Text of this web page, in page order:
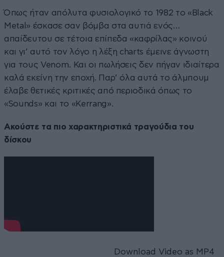
Όπως ήταν απόλυτα φυσιολογικό το 1982 το «Black
Metal» έσκασε σαν βόμβα στα αυτιά ενός…
απαίδευτου σε τέτοια επίπεδα «καφρίλας» κοινού
και γι’ αυτό τον λόγο η λέξη charts έμεινε άγνωστη
για τους Venom. Και οι πωλήσεις δεν πήγαν ιδιαίτερα
καλά εκείνη την εποχή. Παρ’ όλα αυτά το άλμπουμ
έλαβε θετικές κριτικές από περιοδικά όπως το
«Sounds» και το «Kerrang».
Ακούστε τα πιο χαρακτηριστικά τραγούδια του
δίσκου
Download Video as MP4